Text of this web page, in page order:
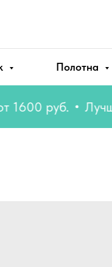
Полотна
руб. Лучшие